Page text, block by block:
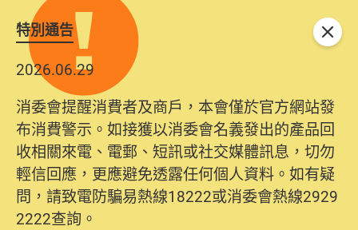
特別通告
2026.06.29
消委會提醒消費者及商戶，本會僅於官方網站發
布消費警示。如接獲以消委會名義發出的產品回
收相關來電、電郵、短訊或社交媒體訊息，切勿
輕信回應，更應避免透露任何個人資料。如有疑
問，請致電防騙易熱線18222或消委會熱線2929
2222查詢。
關閉